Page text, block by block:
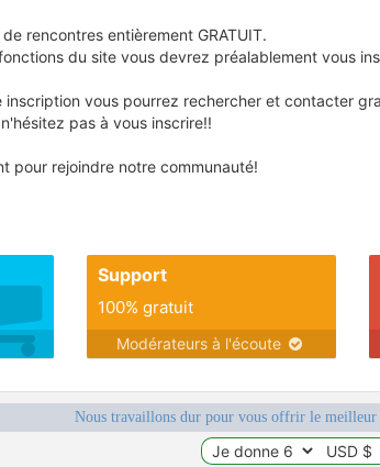
rencontres entièrement GRATUIT.
du site vous devrez préalablement vous
vous pourrez rechercher et contacter
pas à vous inscrire!!
pour rejoindre notre communauté!
Support
100% gratuit
Modérateurs à l'écoute
Nous travaillons dur pour vous offrir le